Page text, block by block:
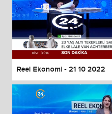
Reel Ekonomi - 21 10 2022